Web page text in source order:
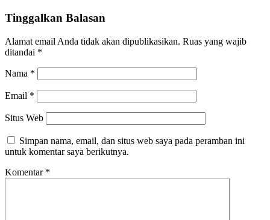
Tinggalkan Balasan
Alamat email Anda tidak akan dipublikasikan. Ruas yang wajib
ditandai *
Nama *
Email *
Situs Web
Simpan nama, email, dan situs web saya pada peramban ini
untuk komentar saya berikutnya.
Komentar *